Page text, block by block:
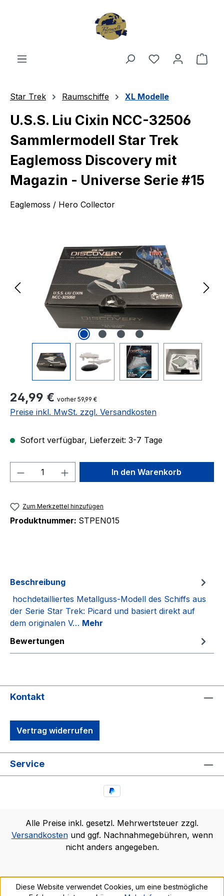
Du hast 0
Star Trek Raumschiffe XL Modelle
U.S.S. Liu Cixin NCC-32506
Sammlermodell Star Trek
Eaglemoss Discovery mit
Magazin - Universe Serie #15
Eaglemoss / Hero Collector
Regulärer Preis:
24,99 € vorher 59,99 €
Preise inkl. MwSt. zzgl. Versandkosten
Sofort verfügbar, Lieferzeit: 3-7 Tage
Produkt Anzahl: Gib denIn den Warenkorb
Zum Merkzettel hinzufügen
Produktnummer: STPEN015
Beschreibung
hochdetailliertes Metallguss-Modell des Schiffs aus
der Serie Star Trek: Picard und basiert direkt auf
dem originalen V… Mehr
Bewertungen
Kontakt
Vertrag widerrufen
Service
Alle Preise inkl. gesetzl. Mehrwertsteuer zzgl.
Versandkostenund ggf. Nachnahmegebühren, wenn
nicht anders angegeben.
Diese Website verwendet Cookies, um eine bestmögliche